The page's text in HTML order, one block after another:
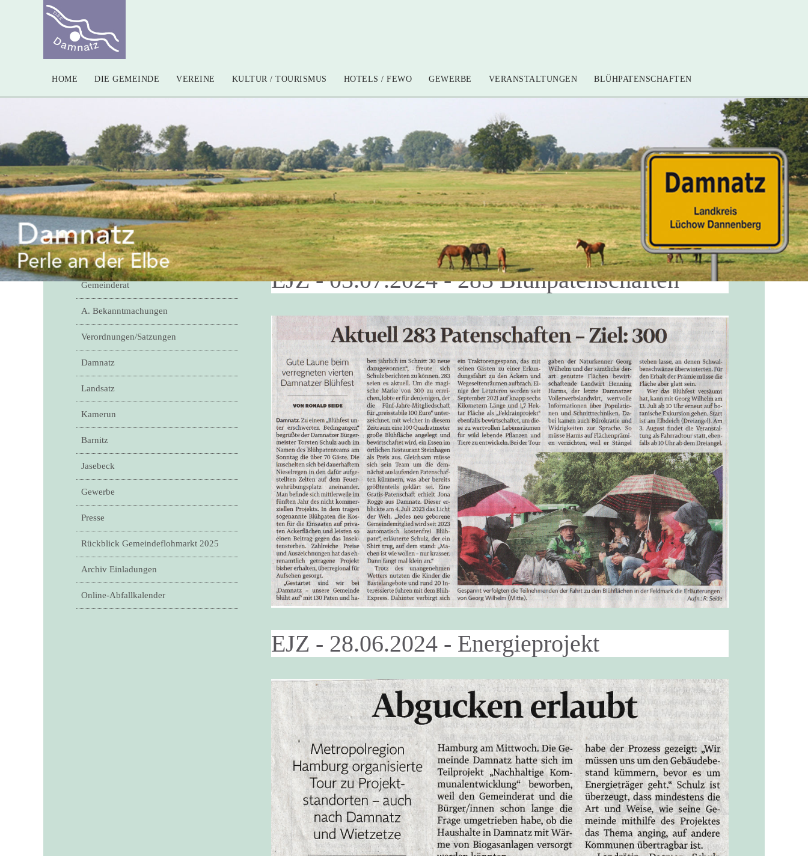
HOME DIE GEMEINDE VEREINE KULTUR / TOURISMUS HOTELS / FEWO GEWERBE VERANSTALTUNGEN BLÜHPATENSCHAFTEN
Gemeinderat
A. Bekanntmachungen
Verordnungen/Satzungen
Damnatz
Landsatz
Kamerun
Barnitz
Jasebeck
Gewerbe
Presse
Rückblick Gemeindeflohmarkt 2025
Archiv Einladungen
Online-Abfallkalender
EJZ - 03.07.2024 - 283 Blühpatenschaften
EJZ - 28.06.2024 - Energieprojekt